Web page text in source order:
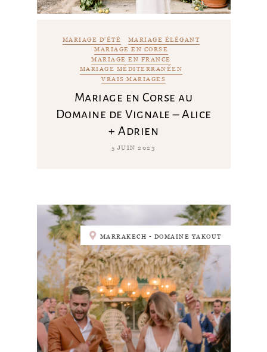
MARIAGE D'ÉTÉ
MARIAGE ÉLÉGANT
MARIAGE EN CORSE
MARIAGE EN FRANCE
MARIAGE MÉDITERRANÉEN
VRAIS MARIAGES
Mariage en Corse au
Domaine de Vignale – Alice
+ Adrien
5 JUIN 2023
MARRAKECH - DOMAINE YAKOUT